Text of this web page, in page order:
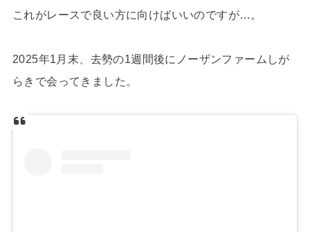
これがレースで良い方に向けばいいのですが…。
2025年1月末、去勢の1週間後にノーザンファームしが
らきで会ってきました。